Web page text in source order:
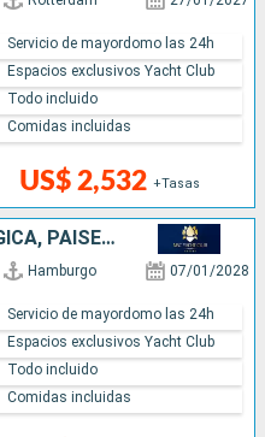
US$ 2,532 +Tasas
Servicio de mayordomo las 24h
Espacios exclusivos Yacht Club
Todo incluido
Comidas incluidas
REINO UNIDO, FRANCIA, BÉLGICA, PAISES BAJOS, ALEMANIA
Hamburgo 07/01/2028
Servicio de mayordomo las 24h
Espacios exclusivos Yacht Club
Todo incluido
Comidas incluidas